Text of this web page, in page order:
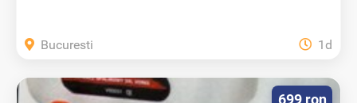
Bucuresti 1d
699 ron